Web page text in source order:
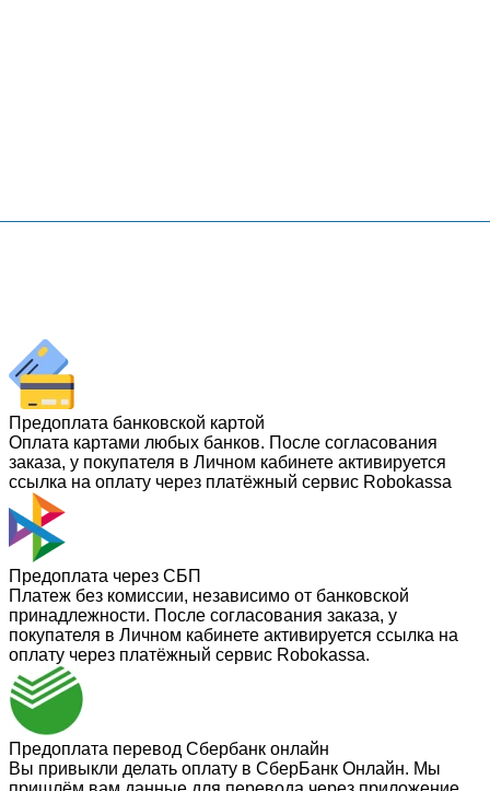
Предоплата банковской картой
Оплата картами любых банков. После согласования
заказа, у покупателя в Личном кабинете активируется
ссылка на оплату через платёжный сервис Robokassa
Предоплата через СБП
Платеж без комиссии, независимо от банковской
принадлежности. После согласования заказа, у
покупателя в Личном кабинете активируется ссылка на
оплату через платёжный сервис Robokassa.
Предоплата перевод Сбербанк онлайн
Вы привыкли делать оплату в СберБанк Онлайн. Мы